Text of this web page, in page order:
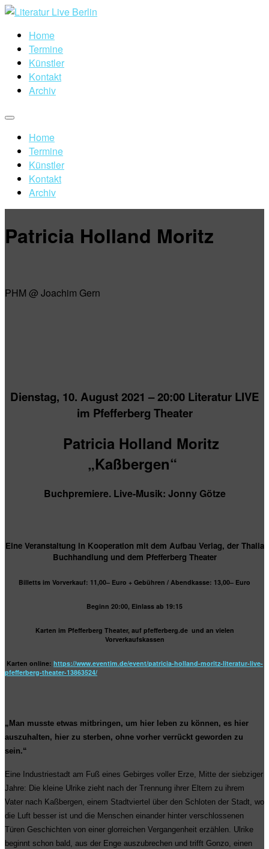
Home
Termine
Künstler
Kontakt
Archiv
Home
Termine
Künstler
Kontakt
Archiv
Patricia Holland Moritz
PHM @ Joachim Gern
Dienstag, 10. August 2021 – 20:00 Literatur LIVE
im Pfefferberg Theater
Patricia Holland Moritz
„Kaßbergen“
Buchpremiere. Live-Musik: Jonny Götze
Eine Veranstaltung in Kooperation mit dem Aufbau Verlag, der Thalia
Buchhandlung und dem Pfefferberg Theater
Billetts im Vorverkauf: 11,00– Euro + Gebühren / Abendkasse: 13,00– Euro
Beginn 20:00, Einlass ab 19:15
Karten im Pfefferberg Theater, auf pfefferberg.de und an vielen
Vorverkaufskassen
Karten online: https://www.eventim.de/event/patricia-holland-moritz-literatur-live-
pfefferberg-theater-13863524/
„Man musste etwas mitbringen, um hier leben zu können, es hier
auszuhalten, hier zu sterben, ohne vorher verrückt geworden zu
sein.“
Eine Industriestadt am Fuß eines Gebirges voller Erze, Mitte der siebziger
Jahre: Die kleine Ulrike zieht nach der Trennung ihrer Eltern zu ihrem
Vater nach Kaßbergen, einem Stadtviertel über den Schloten der Stadt, wo
die Luft besser ist und die Menschen einander hinter verschlossenen
Türen Geschichten von einer glorreichen Vergangenheit erzählen. Ulrike
beginnt schon bald, aus der Enge auszubrechen und trifft Gonzo, einen